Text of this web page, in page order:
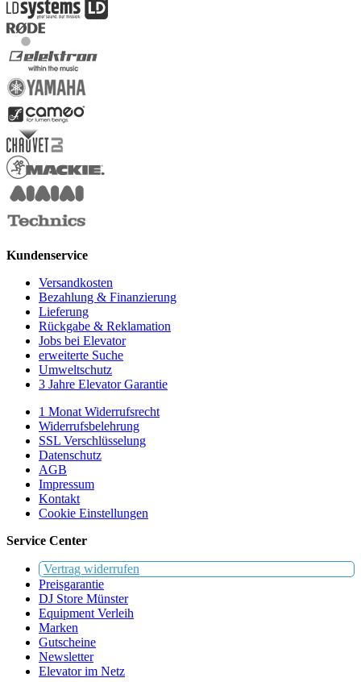
Kundenservice
Versandkosten
Bezahlung & Finanzierung
Lieferung
Rückgabe & Reklamation
Jobs bei Elevator
erweiterte Suche
Umweltschutz
3 Jahre Elevator Garantie
1 Monat Widerrufsrecht
Widerrufsbelehrung
SSL Verschlüsselung
Datenschutz
AGB
Impressum
Kontakt
Cookie Einstellungen
Service Center
Vertrag widerrufen
Preisgarantie
DJ Store Münster
Equipment Verleih
Marken
Gutscheine
Newsletter
Elevator im Netz